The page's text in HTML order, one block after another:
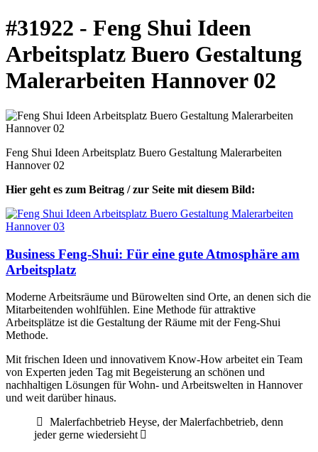
#31922 - Feng Shui Ideen
Arbeitsplatz Buero Gestaltung
Malerarbeiten Hannover 02
Feng Shui Ideen Arbeitsplatz Buero Gestaltung Malerarbeiten
Hannover 02
Hier geht es zum Beitrag / zur Seite mit diesem Bild:
Business Feng-Shui: Für eine gute Atmosphäre am
Arbeitsplatz
Moderne Arbeitsräume und Bürowelten sind Orte, an denen sich die
Mitarbeitenden wohlfühlen. Eine Methode für attraktive
Arbeitsplätze ist die Gestaltung der Räume mit der Feng-Shui
Methode.
Mit frischen Ideen und innovativem Know-How arbeitet ein Team
von Experten jeden Tag mit Begeisterung an schönen und
nachhaltigen Lösungen für Wohn- und Arbeitswelten in Hannover
und weit darüber hinaus.
Malerfachbetrieb Heyse, der Malerfachbetrieb, denn
jeder gerne wiedersieht